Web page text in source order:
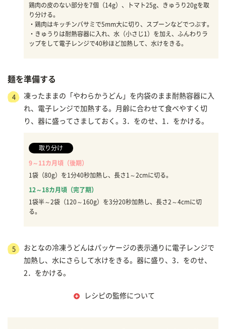
鶏肉の皮のない部分を7個（14g）、トマト25g、きゅうり20gを取
り分ける。
・鶏肉はキッチンバサミで5mm大に切り、スプーンなどでつぶす。
・きゅうりは耐熱容器に入れ、水（小さじ1）を加え、ふんわりラ
ップをして電子レンジで40秒ほど加熱して、水けをきる。
麺を準備する
4
凍ったままの「やわらかうどん」を内袋のまま耐熱容器に入
れ、電子レンジで加熱する。月齢に合わせて食べやすく切
り、器に盛ってさましておく。3．をのせ、1．をかける。
取り分け
9～11カ月頃（後期）
1袋（80g）を1分40秒加熱し、長さ1～2cmに切る。
12～18カ月頃（完了期）
1袋半～2袋（120～160g）を3分20秒加熱し、長さ2～4cmに切
る。
5
おとなの冷凍うどんはパッケージの表示通りに電子レンジで
加熱し、水にさらして水けをきる。器に盛り、3．をのせ、
2．をかける。
レシピの監修について